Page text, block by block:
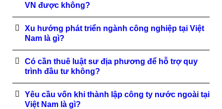
VN được không?
Xu hướng phát triển ngành công nghiệp tại Việt
Nam là gì?
Có cần thuê luật sư địa phương để hỗ trợ quy
trình đầu tư không?
Yêu cầu vốn khi thành lập công ty nước ngoài tại
Việt Nam là gì?